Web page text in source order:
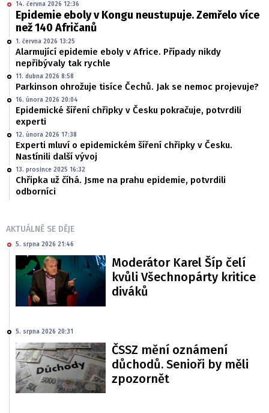
14. června 2026 12:36
Epidemie eboly v Kongu neustupuje. Zemřelo více
než 140 Afričanů
1. června 2026 13:25
Alarmující epidemie eboly v Africe. Případy nikdy
nepřibývaly tak rychle
11. dubna 2026 8:58
Parkinson ohrožuje tisíce Čechů. Jak se nemoc projevuje?
16. února 2026 20:04
Epidemické šíření chřipky v Česku pokračuje, potvrdili
experti
12. února 2026 17:38
Experti mluví o epidemickém šíření chřipky v Česku.
Nastínili další vývoj
13. prosince 2025 16:32
Chřipka už číhá. Jsme na prahu epidemie, potvrdili
odborníci
AKTUÁLNĚ SE DĚJE
5. srpna 2026 21:46
Moderátor Karel Šíp čelí
kvůli Všechnopárty kritice
diváků
5. srpna 2026 20:31
ČSSZ mění oznámení
důchodů. Senioři by měli
zpozornět